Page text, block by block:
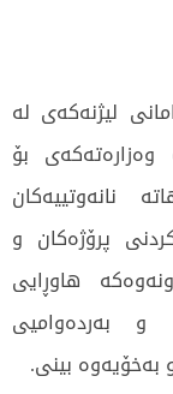
لیژنەکەی لە
بۆ
نانەوتییەکان
پرۆژەکان و
هاوڕایی
و بەردەوامیی
بینی.